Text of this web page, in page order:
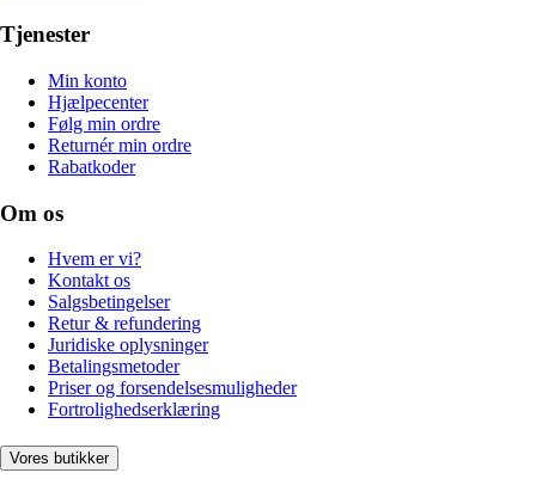
Tjenester
Min konto
Hjælpecenter
Følg min ordre
Returnér min ordre
Rabatkoder
Om os
Hvem er vi?
Kontakt os
Salgsbetingelser
Retur & refundering
Juridiske oplysninger
Betalingsmetoder
Priser og forsendelsesmuligheder
Fortrolighedserklæring
Vores butikker